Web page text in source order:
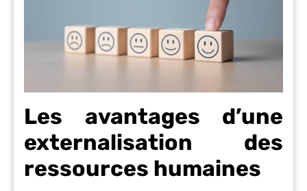
Les avantages d’une
externalisation des
ressources humaines